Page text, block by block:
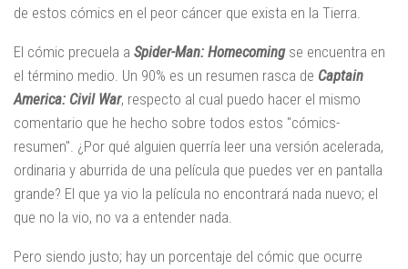
de estos cómics en el peor cáncer que exista en la Tierra.
El cómic precuela a Spider-Man: Homecomingse encuentra en
el término medio. Un 90% es un resumen rasca de Captain
America: Civil War, respecto al cual puedo hacer el mismo
comentario que he hecho sobre todos estos "cómics-
resumen". ¿Por qué alguien querría leer una versión acelerada,
ordinaria y aburrida de una película que puedes ver en pantalla
grande? El que ya vio la película no encontrará nada nuevo; el
que no la vio, no va a entender nada.
Pero siendo justo; hay un porcentaje del cómic que ocurre